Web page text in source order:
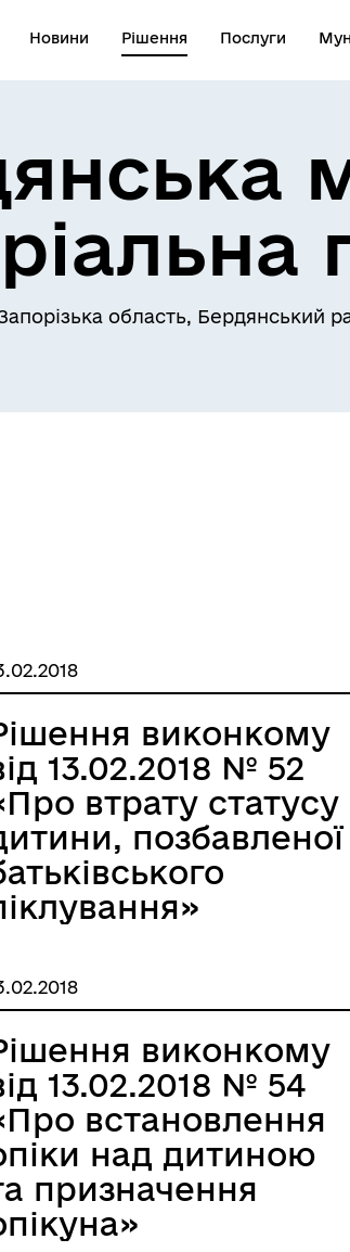
Новини Рішення Послуги
область, Бердянський
виконкому
13.02.2018 № 52
втрату статусу
позбавленої
виконкому
13.02.2018 № 54
встановлення
над дитиною
призначення